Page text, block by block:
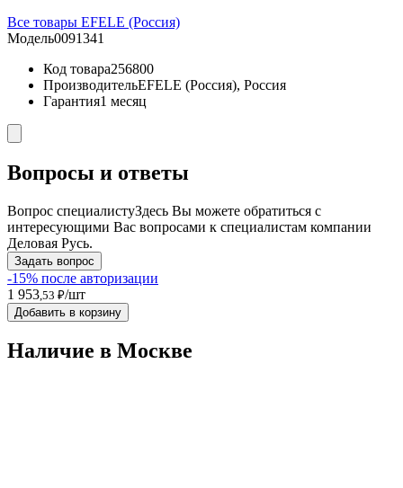
Все товары EFELE (Россия)
Модель0091341
Код товара256800
ПроизводительEFELE (Россия), Россия
Гарантия1 месяц
Вопросы и ответы
Вопрос специалистуЗдесь Вы можете обратиться с
интересующими Вас вопросами к специалистам компании
Деловая Русь.
Задать вопрос
-15% после авторизации
1 953 ,53 ₽/шт
Добавить в корзину
Наличие в Москвe